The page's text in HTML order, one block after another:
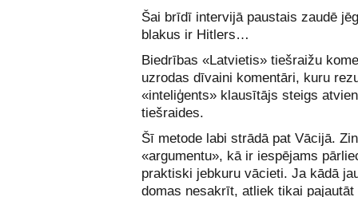
Šai brīdī intervijā paustais zaudē
blakus ir Hitlers…
Biedrības «Latvietis» tiešraižu
uzrodas dīvaini komentāri, kuru
«inteliģents» klausītājs steigs
tiešraides.
Šī metode labi strādā pat Vācijā.
«argumentu», kā ir iespējams
praktiski jebkuru vācieti. Ja kādā
domas nesakrīt, atliek tikai